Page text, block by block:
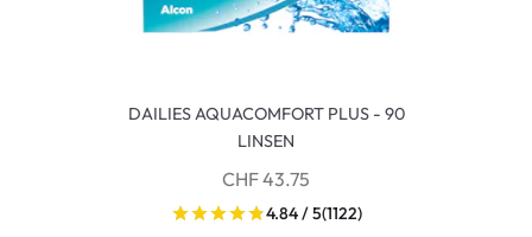
DAILIES AQUACOMFORT PLUS - 90
LINSEN
CHF 43.75
4.84 / 5(1122)